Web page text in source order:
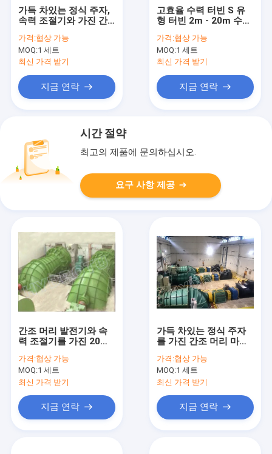
가득 차있는 정식 주자,
속력 조절기와 가진 간
기 터빈/물 터빈
가격:협상 가능
MOQ:1 세트
최신 가격 받기
지금 연락
고효율 수력 터빈 S 유
형 터빈 2m - 20m 수력
가격:협상 가능
MOQ:1 세트
최신 가격 받기
지금 연락
시간 절약
최고의 제품에 문의하십시오.
요구 사항 제공
간조 머리 발전기와 속
력 조절기를 가진 20m
가격:협상 가능
MOQ:1 세트
최신 가격 받기
지금 연락
가득 차있는 정식 주자
를 가진 간조 머리 마이
터빈
가격:협상 가능
MOQ:1 세트
최신 가격 받기
지금 연락